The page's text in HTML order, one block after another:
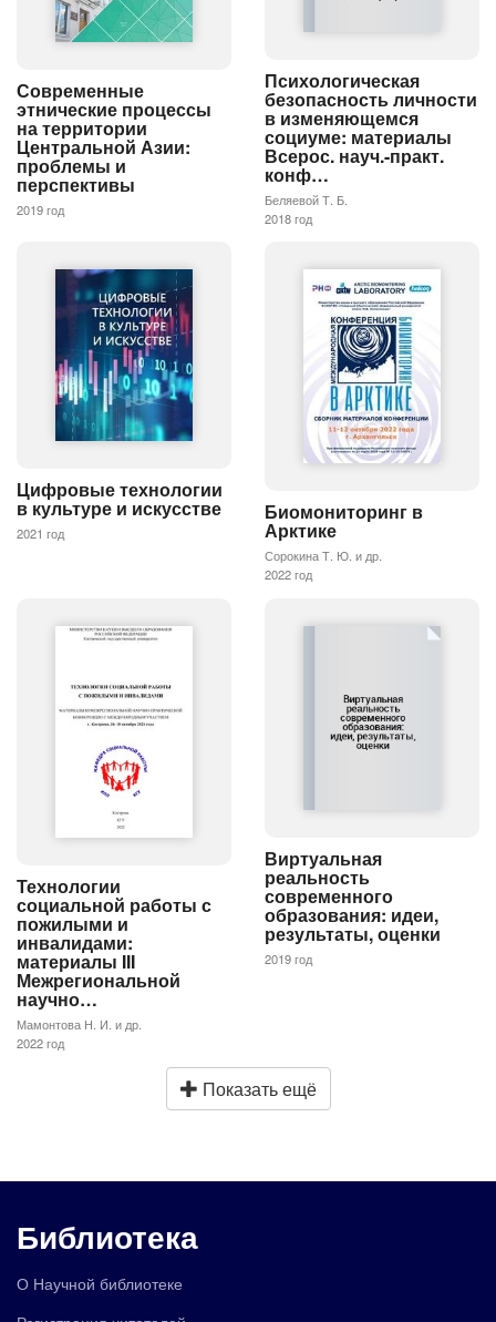
Современные
этнические процессы
на территории
Центральной Азии:
проблемы и
перспективы
2019 год
Психологическая
безопасность личности
в изменяющемся
социуме: материалы
Всерос. науч.-практ.
конф…
Беляевой Т. Б.
2018 год
Цифровые технологии
в культуре и искусстве
2021 год
Биомониторинг в
Арктике
Сорокина Т. Ю. и др.
2022 год
Технологии
социальной работы с
пожилыми и
инвалидами:
материалы III
Межрегиональной
научно…
Мамонтова Н. И. и др.
2022 год
Виртуальная
реальность
современного
образования: идеи,
результаты, оценки
2019 год
Показать ещё
Библиотека
О Научной библиотеке